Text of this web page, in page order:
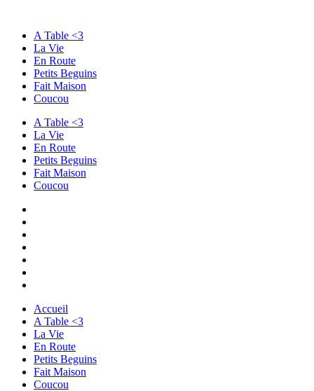
A Table <3
La Vie
En Route
Petits Beguins
Fait Maison
Coucou
A Table <3
La Vie
En Route
Petits Beguins
Fait Maison
Coucou
Accueil
A Table <3
La Vie
En Route
Petits Beguins
Fait Maison
Coucou